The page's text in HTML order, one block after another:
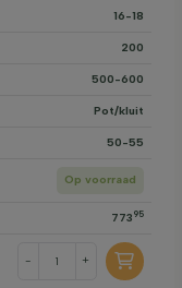
16-18
200
500-600
Pot/kluit
50-55
Op voorraad
773 95
- +